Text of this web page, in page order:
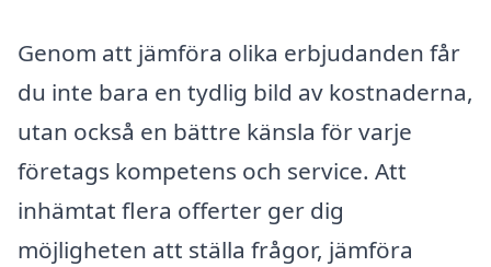
Genom att jämföra olika erbjudanden får
du inte bara en tydlig bild av kostnaderna,
utan också en bättre känsla för varje
företags kompetens och service. Att
inhämtat flera offerter ger dig
möjligheten att ställa frågor, jämföra